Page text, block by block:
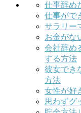
仕事辞め
仕事がで
サラリー
お金がな
会社辞め
する方法
彼女でき
方法
女性が好
思わずグ